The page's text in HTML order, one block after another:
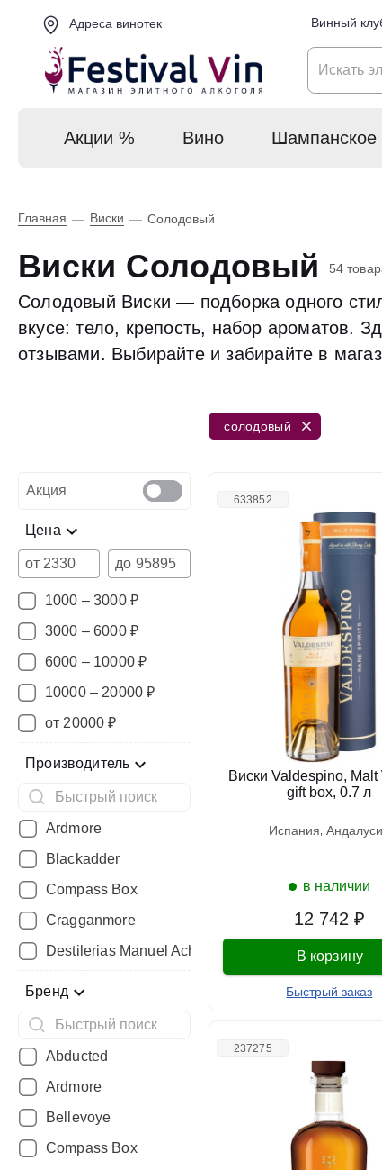
Адреса винотек Винный
Акции % Вино Шампанское
Главная — Виски — Солодовый
Виски Солодовый 54
Солодовый Виски — подборка одного
вкусе: тело, крепость, набор ароматов.
отзывами. Выбирайте и забирайте в
Акция
Цена
от до
1000 – 3000 ₽
3000 – 6000 ₽
6000 – 10000 ₽
10000 – 20000 ₽
от 20000 ₽
Производитель
Ardmore
Blackadder
Compass Box
Cragganmore
Destilerias Manuel Acha
Бренд
Abducted
Ardmore
Bellevoye
Compass Box
солодовый
633852
12 742 ₽
Виски Valdespino, Malt
gift box, 0.7 л
испания
В корзину
Быстрый заказ
в наличии
237275